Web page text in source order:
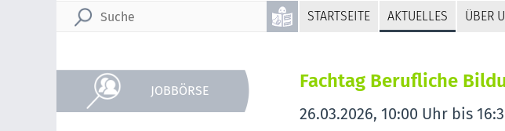
STARTSEITE AKTUELLES ÜBER
JOBBÖRSE Fachtag Berufliche
26.03.2026, 10:00 Uhr bis